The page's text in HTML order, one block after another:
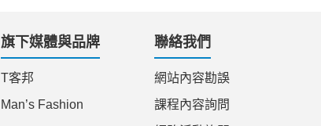
旗下媒體與品牌
T客邦
Man’s Fashion
聯絡我們
網站內容勘誤
課程內容詢問